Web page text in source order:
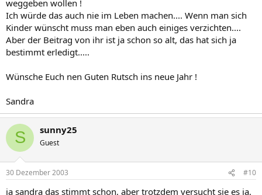
weggeben wollen !
Ich würde das auch nie im Leben machen.... Wenn man sich
Kinder wünscht muss man eben auch einiges verzichten....
Aber der Beitrag von ihr ist ja schon so alt, das hat sich ja
bestimmt erledigt.....
Wünsche Euch nen Guten Rutsch ins neue Jahr !
Sandra
S sunny25
Guest
30 Dezember 2003 #10
ja sandra das stimmt schon, aber trotzdem versucht sie es ja,